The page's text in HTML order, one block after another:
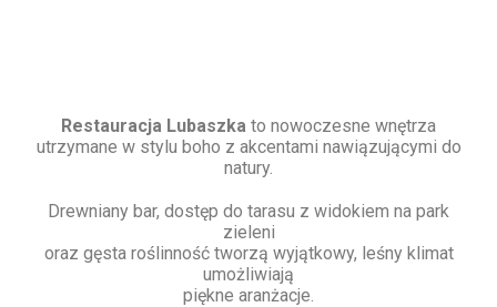
Restauracja Lubaszka to nowoczesne wnętrza
utrzymane w stylu boho z akcentami nawiązującymi do
natury.
Drewniany bar, dostęp do tarasu z widokiem na park
zieleni
oraz gęsta roślinność tworzą wyjątkowy, leśny klimat
umożliwiają
piękne aranżacje.